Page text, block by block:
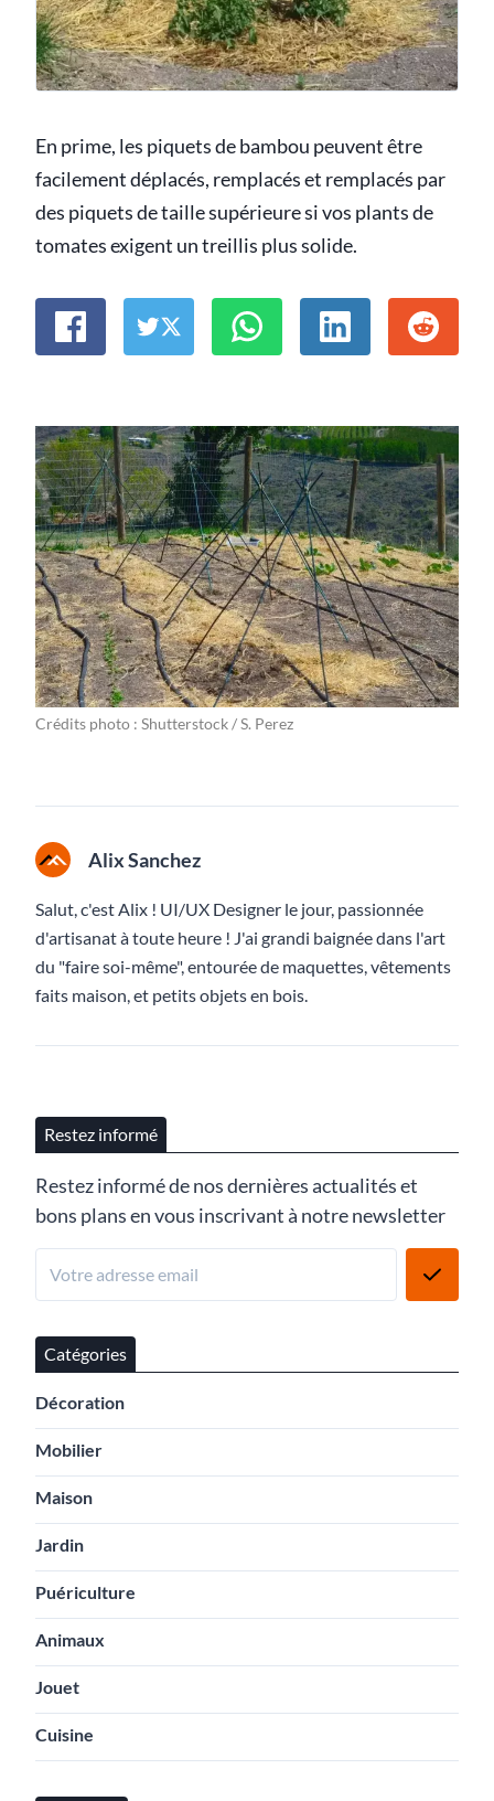
En prime, les piquets de bambou peuvent être
facilement déplacés, remplacés et remplacés par
des piquets de taille supérieure si vos plants de
tomates exigent un treillis plus solide.
Crédits photo : Shutterstock / S. Perez
Alix Sanchez
Salut, c'est Alix ! UI/UX Designer le jour, passionnée
d'artisanat à toute heure ! J'ai grandi baignée dans l'art
du "faire soi-même", entourée de maquettes, vêtements
faits maison, et petits objets en bois.
Restez informé
Restez informé de nos dernières actualités et
bons plans en vous inscrivant à notre newsletter
Catégories
Décoration
Mobilier
Maison
Jardin
Puériculture
Animaux
Jouet
Cuisine